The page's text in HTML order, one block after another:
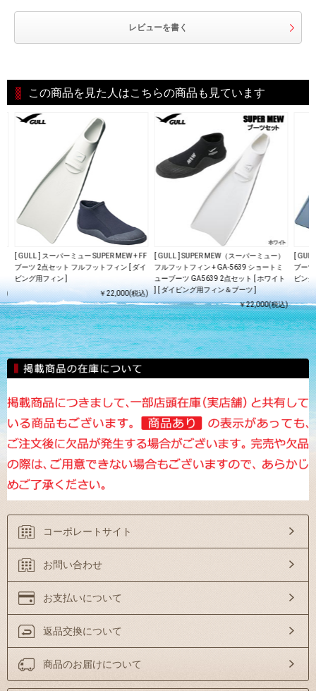
レビューを書く
この商品を見た人はこちらの商品も見ています
)
[ GULL ] スーパーミュー SUPER MEW + FF
ブーツ 2点セット フルフットフィン [ ダイ
ビング用フィン ]
￥22,000(税込)
[ GULL ] SUPER MEW（スーパーミュー）
フルフットフィン + GA-5639 ショートミ
ューブーツ GA5639 2点セット [ ホワイト
] [ ダイビング用フィン＆ブーツ ]
￥22,000(税込)
[
ブー
ビン
コーポレートサイト
お問い合わせ
お支払いについて
返品交換について
商品のお届けについて